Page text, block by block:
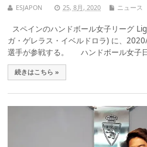
ESJAPON 25, 8月, 2020 ニュース
スペインのハンドボール女子リーグ
ガ・ゲレラス・イベルドロラ) に、
選手が参戦する。 ハンドボール女子
続きはこちら »